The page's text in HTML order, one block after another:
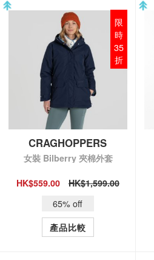
QUICK VIEW
CRAGHOPPERS
女裝 Bilberry 夾棉外套
HK$559.00
HK$1,599.00
65% off
產品比較
限
時
35
折